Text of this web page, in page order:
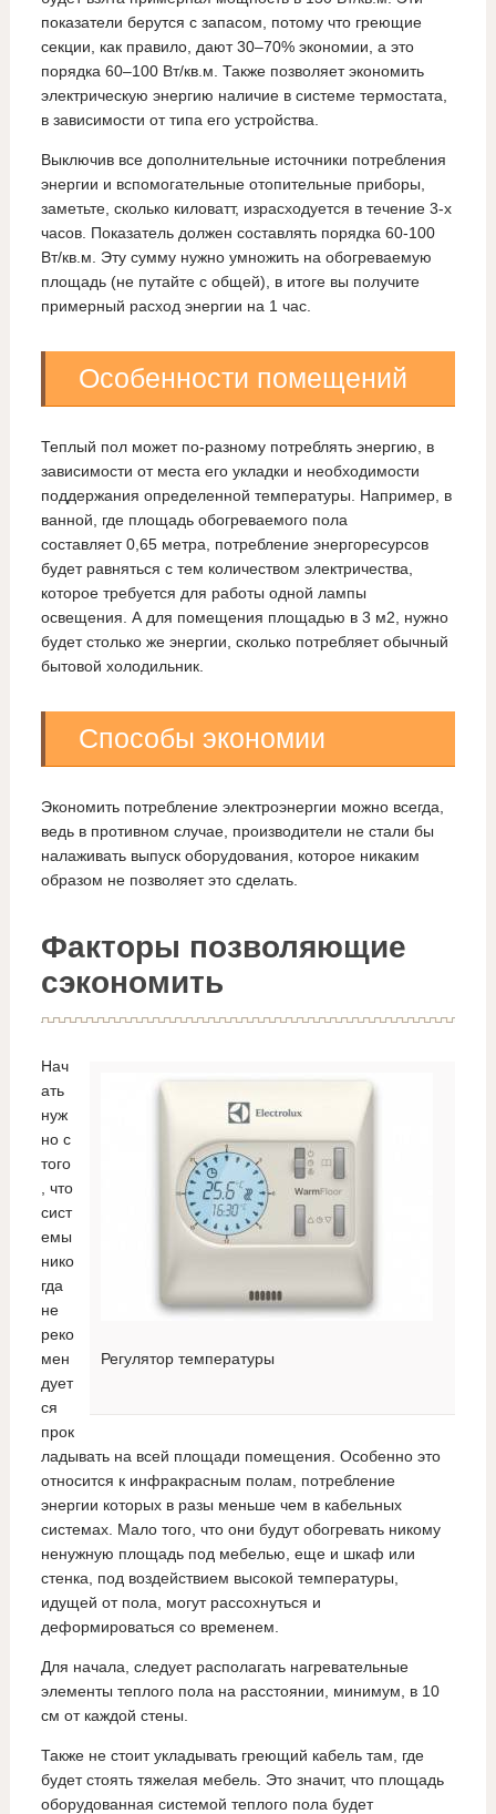
показатели берутся с запасом, потому что греющие
секции, как правило, дают 30–70% экономии, а это
порядка 60–100 Вт/кв.м. Также позволяет экономить
электрическую энергию наличие в системе термостата,
в зависимости от типа его устройства.
Выключив все дополнительные источники потребления
энергии и вспомогательные отопительные приборы,
заметьте, сколько киловатт, израсходуется в течение 3-х
часов. Показатель должен составлять порядка 60-100
Вт/кв.м. Эту сумму нужно умножить на обогреваемую
площадь (не путайте с общей), в итоге вы получите
примерный расход энергии на 1 час.
Особенности помещений
Теплый пол может по-разному потреблять энергию, в
зависимости от места его укладки и необходимости
поддержания определенной температуры. Например, в
ванной, где площадь обогреваемого пола
составляет 0,65 метра, потребление энергоресурсов
будет равняться с тем количеством электричества,
которое требуется для работы одной лампы
освещения. А для помещения площадью в 3 м2, нужно
будет столько же энергии, сколько потребляет обычный
бытовой холодильник.
Способы экономии
Экономить потребление электроэнергии можно всегда,
ведь в противном случае, производители не стали бы
налаживать выпуск оборудования, которое никаким
образом не позволяет это сделать.
Факторы позволяющие
сэкономить
Регулятор температуры
Нач
ать
нуж
но с
того
, что
сист
емы
нико
гда
не
реко
мен
дует
ся
прок
ладывать на всей площади помещения. Особенно это
относится к инфракрасным полам, потребление
энергии которых в разы меньше чем в кабельных
системах. Мало того, что они будут обогревать никому
ненужную площадь под мебелью, еще и шкаф или
стенка, под воздействием высокой температуры,
идущей от пола, могут рассохнуться и
деформироваться со временем.
Для начала, следует располагать нагревательные
элементы теплого пола на расстоянии, минимум, в 10
см от каждой стены.
Также не стоит укладывать греющий кабель там, где
будет стоять тяжелая мебель. Это значит, что площадь
оборудованная системой теплого пола будет